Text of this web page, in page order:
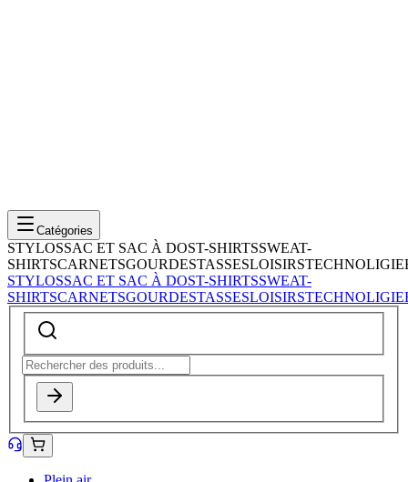
Catégories
STYLOSSAC ET SAC À DOST-SHIRTSSWEAT-
SHIRTSCARNETSGOURDESTASSESLOISIRSTECHNOLIGIE
STYLOSSAC ET SAC À DOST-SHIRTSSWEAT-
SHIRTSCARNETSGOURDESTASSESLOISIRSTECHNOLIGIE